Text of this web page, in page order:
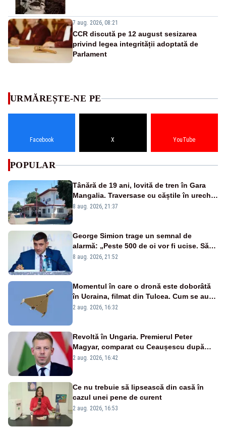
7 aug. 2026, 08:21
CCR discută pe 12 august sesizarea
privind legea integrității adoptată de
Parlament
URMĂREȘTE-NE PE
Facebook X YouTube
POPULAR
Tânără de 19 ani, lovită de tren în Gara
Mangalia. Traversase cu căștile în urechi
liniile printr-un loc nepermis
8 aug. 2026, 21:37
George Simion trage un semnal de
alarmă: „Peste 500 de oi vor fi ucise. Să
vedem dacă ciobanii vor fi despăgubiți”
8 aug. 2026, 21:52
Momentul în care o dronă este doborâtă
în Ucraina, filmat din Tulcea. Cum se aude
sunetul războiului la graniță - VIDEO
2 aug. 2026, 16:32
Revoltă în Ungaria. Premierul Peter
Magyar, comparat cu Ceaușescu după
anunțul referitor la criza energetică
2 aug. 2026, 16:42
Ce nu trebuie să lipsească din casă în
cazul unei pene de curent
2 aug. 2026, 16:53